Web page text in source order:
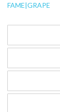
FAME|GRAPE